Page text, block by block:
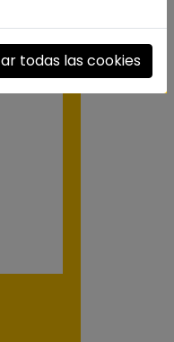
todas las cookies